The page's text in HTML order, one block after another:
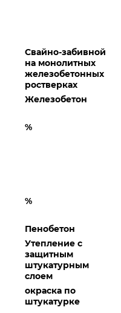
Свайно-забивной
на монолитных
железобетонных
ростверках
Железобетон
%
%
Пенобетон
Утепление с
защитным
штукатурным
слоем
окраска по
штукатурке